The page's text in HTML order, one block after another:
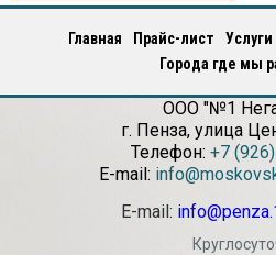
Главная Прайс-лист Услуги
Города где мы
ООО "№1
г. Пенза, улица
Телефон: +7
E-mail:
E-mail: